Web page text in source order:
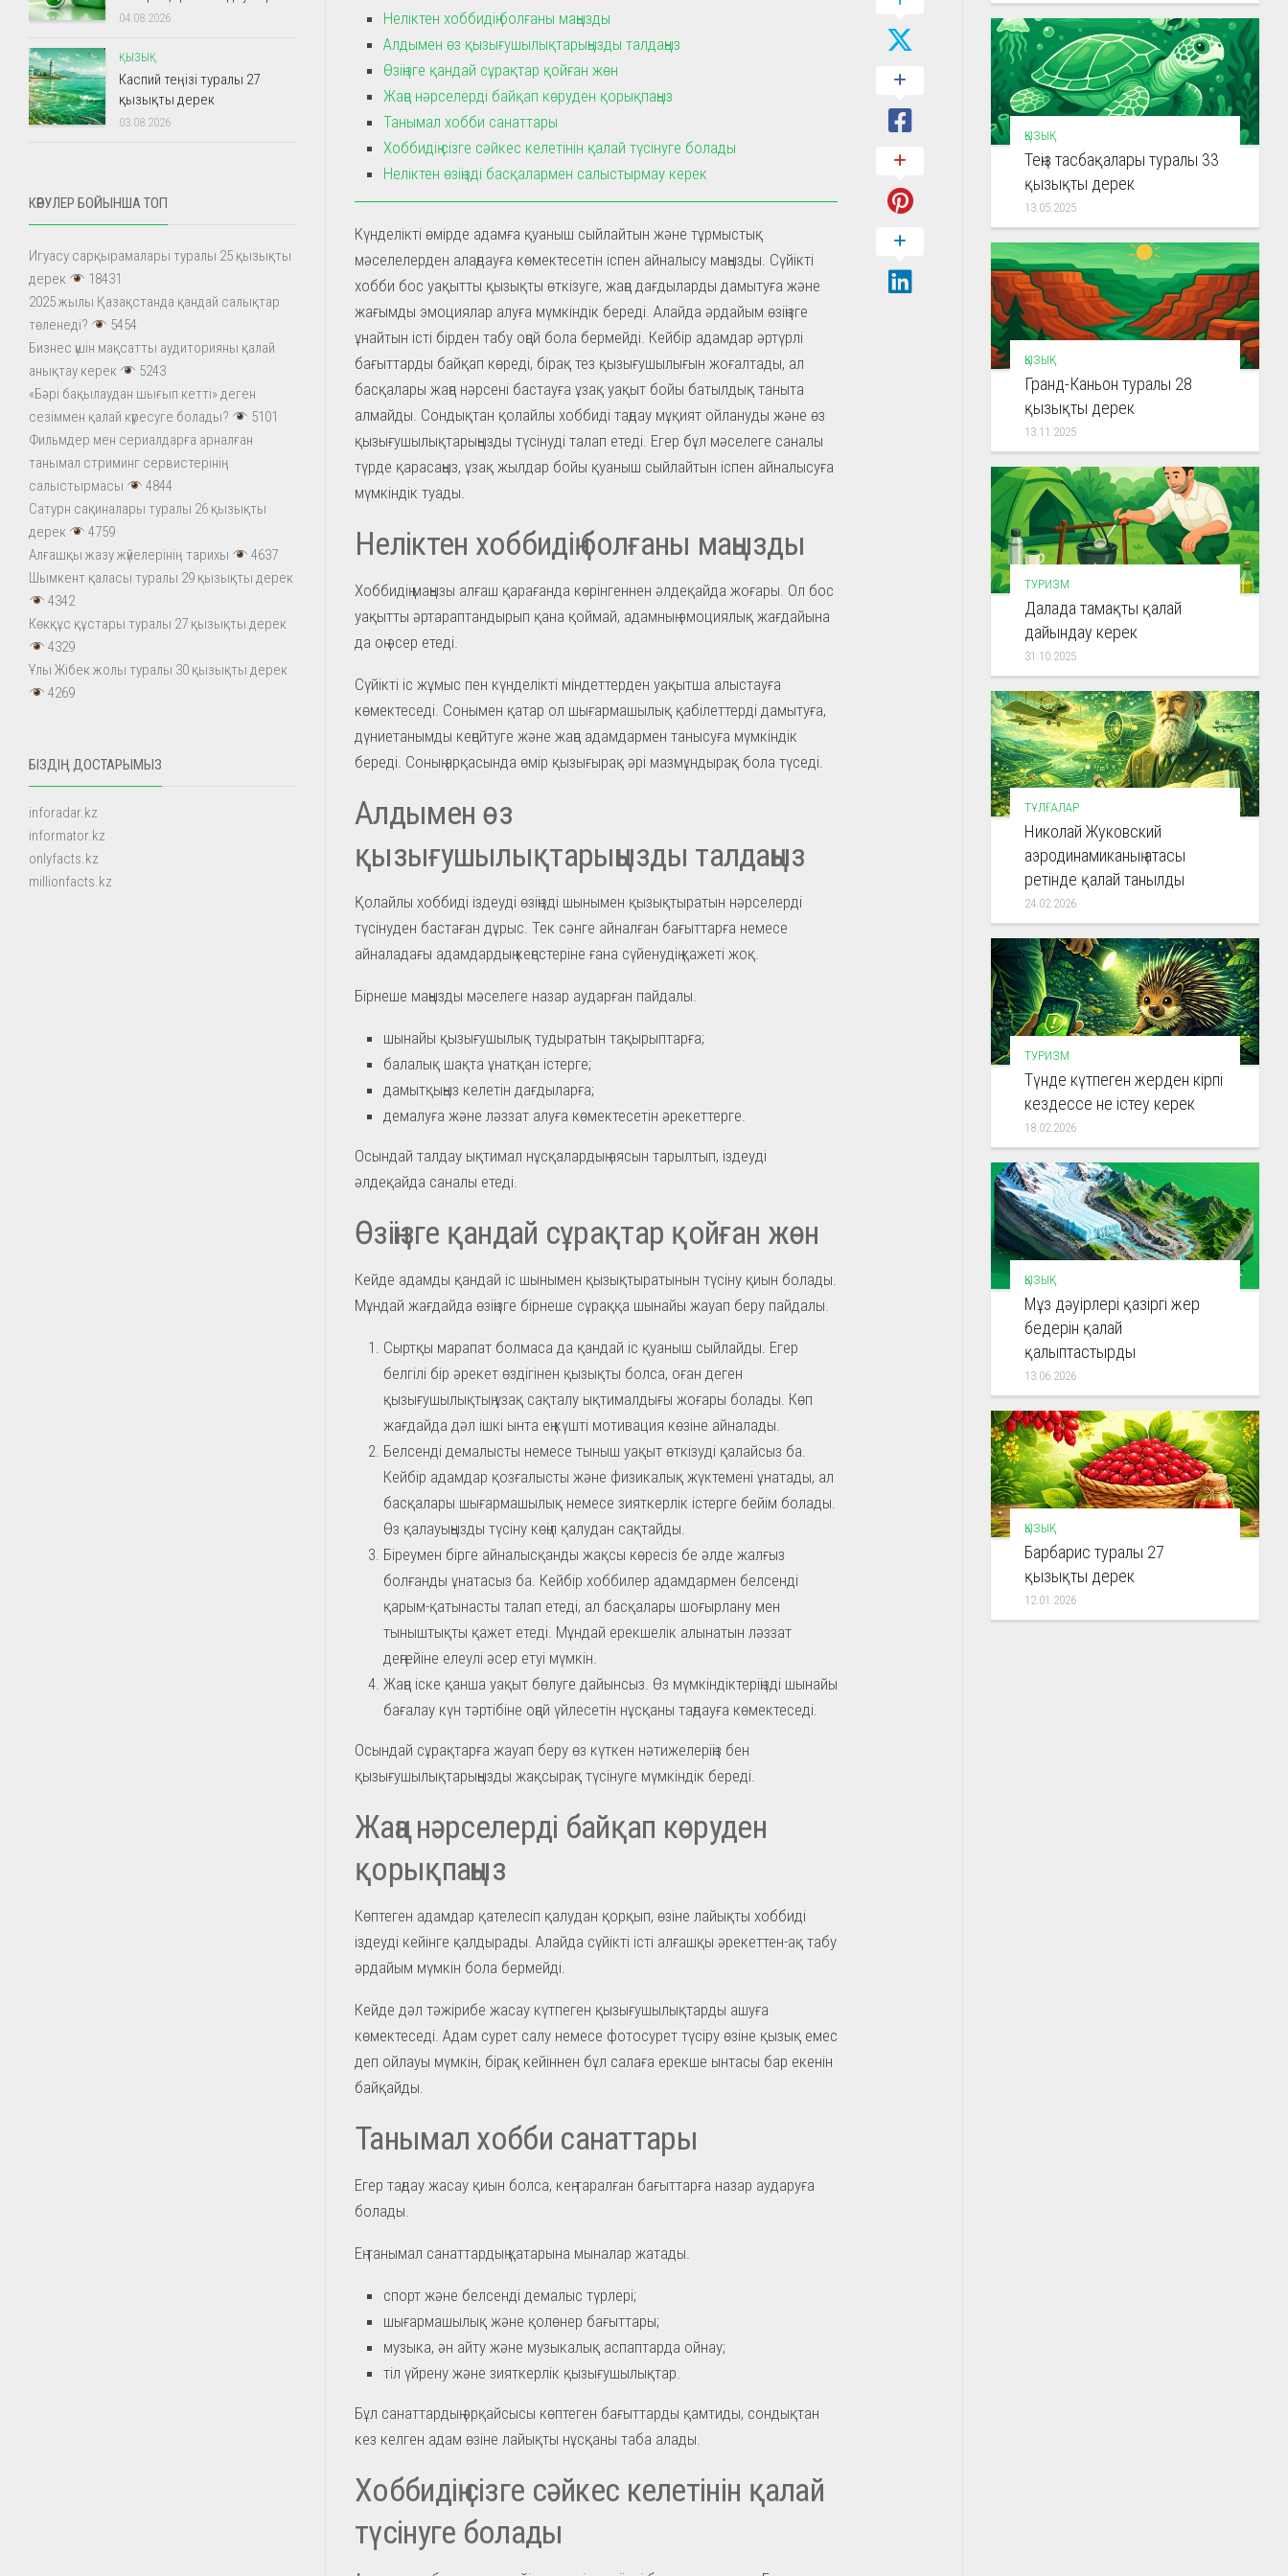
Неліктен хоббидің болғаны маңызды
Алдымен өз қызығушылықтарыңызды талдаңыз
Өзіңізге қандай сұрақтар қойған жөн
Жаңа нәрселерді байқап көруден қорықпаңыз
Танымал хобби санаттары
Хоббидің сізге сәйкес келетінін қалай түсінуге болады
Неліктен өзіңізді басқалармен салыстырмау керек
Күнделікті өмірде адамға қуаныш сыйлайтын және тұрмыстық
мәселелерден алаңдауға көмектесетін іспен айналысу маңызды. Сүйікті
хобби бос уақытты қызықты өткізуге, жаңа дағдыларды дамытуға және
жағымды эмоциялар алуға мүмкіндік береді. Алайда әрдайым өзіңізге
ұнайтын істі бірден табу оңай бола бермейді. Кейбір адамдар әртүрлі
бағыттарды байқап көреді, бірақ тез қызығушылығын жоғалтады, ал
басқалары жаңа нәрсені бастауға ұзақ уақыт бойы батылдық таныта
алмайды. Сондықтан қолайлы хоббиді таңдау мұқият ойлануды және өз
қызығушылықтарыңызды түсінуді талап етеді. Егер бұл мәселеге саналы
түрде қарасаңыз, ұзақ жылдар бойы қуаныш сыйлайтын іспен айналысуға
мүмкіндік туады.
Неліктен хоббидің болғаны маңызды
Хоббидің маңызы алғаш қарағанда көрінгеннен әлдеқайда жоғары. Ол бос
уақытты әртараптандырып қана қоймай, адамның эмоциялық жағдайына
да оң әсер етеді.
Сүйікті іс жұмыс пен күнделікті міндеттерден уақытша алыстауға
көмектеседі. Сонымен қатар ол шығармашылық қабілеттерді дамытуға,
дүниетанымды кеңейтуге және жаңа адамдармен танысуға мүмкіндік
береді. Соның арқасында өмір қызығырақ әрі мазмұндырақ бола түседі.
Алдымен өз
қызығушылықтарыңызды талдаңыз
Қолайлы хоббиді іздеуді өзіңізді шынымен қызықтыратын нәрселерді
түсінуден бастаған дұрыс. Тек сәнге айналған бағыттарға немесе
айналадағы адамдардың кеңестеріне ғана сүйенудің қажеті жоқ.
Бірнеше маңызды мәселеге назар аударған пайдалы.
шынайы қызығушылық тудыратын тақырыптарға;
балалық шақта ұнатқан істерге;
дамытқыңыз келетін дағдыларға;
демалуға және ләззат алуға көмектесетін әрекеттерге.
Осындай талдау ықтимал нұсқалардың аясын тарылтып, іздеуді
әлдеқайда саналы етеді.
Өзіңізге қандай сұрақтар қойған жөн
Кейде адамды қандай іс шынымен қызықтыратынын түсіну қиын болады.
Мұндай жағдайда өзіңізге бірнеше сұраққа шынайы жауап беру пайдалы.
Сыртқы марапат болмаса да қандай іс қуаныш сыйлайды. Егер
белгілі бір әрекет өздігінен қызықты болса, оған деген
қызығушылықтың ұзақ сақталу ықтималдығы жоғары болады. Көп
жағдайда дәл ішкі ынта ең күшті мотивация көзіне айналады.
Белсенді демалысты немесе тыныш уақыт өткізуді қалайсыз ба.
Кейбір адамдар қозғалысты және физикалық жүктемені ұнатады, ал
басқалары шығармашылық немесе зияткерлік істерге бейім болады.
Өз қалауыңызды түсіну көңіл қалудан сақтайды.
Біреумен бірге айналысқанды жақсы көресіз бе әлде жалғыз
болғанды ұнатасыз ба. Кейбір хоббилер адамдармен белсенді
қарым-қатынасты талап етеді, ал басқалары шоғырлану мен
тыныштықты қажет етеді. Мұндай ерекшелік алынатын ләззат
деңгейіне елеулі әсер етуі мүмкін.
Жаңа іске қанша уақыт бөлуге дайынсыз. Өз мүмкіндіктеріңізді шынайы
бағалау күн тәртібіне оңай үйлесетін нұсқаны таңдауға көмектеседі.
Осындай сұрақтарға жауап беру өз күткен нәтижелеріңіз бен
қызығушылықтарыңызды жақсырақ түсінуге мүмкіндік береді.
Жаңа нәрселерді байқап көруден
қорықпаңыз
Көптеген адамдар қателесіп қалудан қорқып, өзіне лайықты хоббиді
іздеуді кейінге қалдырады. Алайда сүйікті істі алғашқы әрекеттен-ақ табу
әрдайым мүмкін бола бермейді.
Кейде дәл тәжірибе жасау күтпеген қызығушылықтарды ашуға
көмектеседі. Адам сурет салу немесе фотосурет түсіру өзіне қызық емес
деп ойлауы мүмкін, бірақ кейіннен бұл салаға ерекше ынтасы бар екенін
байқайды.
Танымал хобби санаттары
Егер таңдау жасау қиын болса, кең таралған бағыттарға назар аударуға
болады.
Ең танымал санаттардың қатарына мыналар жатады.
спорт және белсенді демалыс түрлері;
шығармашылық және қолөнер бағыттары;
музыка, ән айту және музыкалық аспаптарда ойнау;
тіл үйрену және зияткерлік қызығушылықтар.
Бұл санаттардың әрқайсысы көптеген бағыттарды қамтиды, сондықтан
кез келген адам өзіне лайықты нұсқаны таба алады.
Хоббидің сізге сәйкес келетінін қалай
түсінуге болады
04.08.2026
ҚЫЗЫҚ
Каспий теңізі туралы 27
қызықты дерек
03.08.2026
КӨРУЛЕР БОЙЫНША ТОП
Игуасу сарқырамалары туралы 25 қызықты
дерек
18431
2025 жылы Қазақстанда қандай салықтар
төленеді?
5454
Бизнес үшін мақсатты аудиторияны қалай
анықтау керек
5243
«Бәрі бақылаудан шығып кетті» деген
сезіммен қалай күресуге болады?
5101
Фильмдер мен сериалдарға арналған
танымал стриминг сервистерінің
салыстырмасы
4844
Сатурн сақиналары туралы 26 қызықты
дерек
4759
Алғашқы жазу жүйелерінің тарихы
4637
Шымкент қаласы туралы 29 қызықты дерек
4342
Көкқұс құстары туралы 27 қызықты дерек
4329
Ұлы Жібек жолы туралы 30 қызықты дерек
4269
БІЗДІҢ ДОСТАРЫМЫЗ
inforadar.kz
informator.kz
onlyfacts.kz
millionfacts.kz
ҚЫЗЫҚ
Теңіз тасбақалары туралы 33
қызықты дерек
13.05.2025
ҚЫЗЫҚ
Гранд-Каньон туралы 28
қызықты дерек
13.11.2025
ТУРИЗМ
Далада тамақты қалай
дайындау керек
31.10.2025
ТҰЛҒАЛАР
Николай Жуковский
аэродинамиканың атасы
ретінде қалай танылды
24.02.2026
ТУРИЗМ
Түнде күтпеген жерден кірпі
кездессе не істеу керек
18.02.2026
ҚЫЗЫҚ
Мұз дәуірлері қазіргі жер
бедерін қалай
қалыптастырды
13.06.2026
ҚЫЗЫҚ
Барбарис туралы 27
қызықты дерек
12.01.2026